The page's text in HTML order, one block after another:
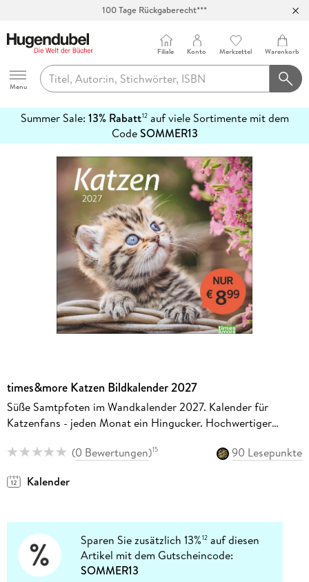
100 Tage Rückgaberecht***
Hugendubel
Menu
Filiale Konto Merkzettel Warenkorb
Summer Sale: 13% Rabatt12auf viele Sortimente mit dem
CodeSOMMER13
erfahren
times&more Katzen Bildkalender 2027
Süße Samtpfoten im Wandkalender 2027. Kalender für
Katzenfans - jeden Monat ein Hingucker. Hochwertiger
(0 Bewertungen)15
90 Lesepunkte
Kalender
Sparen Sie zusätzlich 13%12 auf diesen
Artikel mit dem Gutscheincode:
SOMMER13